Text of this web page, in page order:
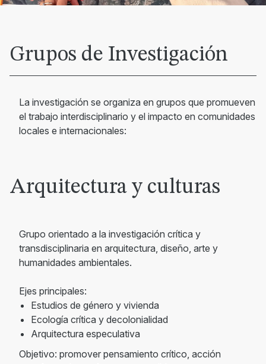
Grupos de Investigación
La investigación se organiza en grupos que promueven
el trabajo interdisciplinario y el impacto en comunidades
locales e internacionales:
Arquitectura y culturas
Grupo orientado a la investigación crítica y
transdisciplinaria en arquitectura, diseño, arte y
humanidades ambientales.
Ejes principales:
Estudios de género y vivienda
Ecología crítica y decolonialidad
Arquitectura especulativa
Objetivo: promover pensamiento crítico, acción